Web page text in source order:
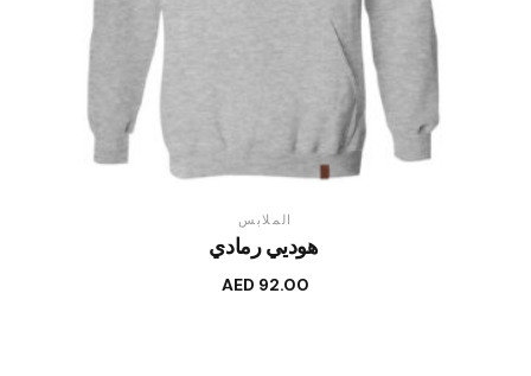
الملابس
هوديي رمادي
AED 92.00